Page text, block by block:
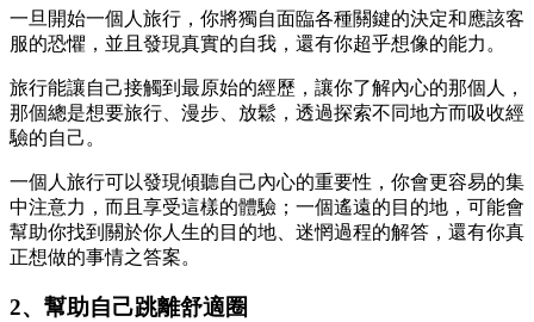
一旦開始一個人旅行，你將獨自面臨各種關鍵的決定和應該客
服的恐懼，並且發現真實的自我，還有你超乎想像的能力。
旅行能讓自己接觸到最原始的經歷，讓你了解內心的那個人，
那個總是想要旅行、漫步、放鬆，透過探索不同地方而吸收經
驗的自己。
一個人旅行可以發現傾聽自己內心的重要性，你會更容易的集
中注意力，而且享受這樣的體驗；一個遙遠的目的地，可能會
幫助你找到關於你人生的目的地、迷惘過程的解答，還有你真
正想做的事情之答案。
2、幫助自己跳離舒適圈